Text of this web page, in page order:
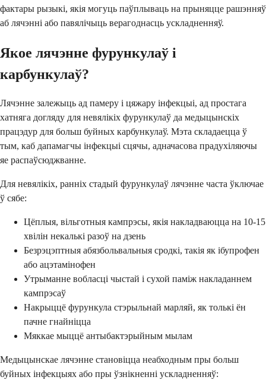
фактары рызыкі, якія могуць паўплываць на прыняцце рашэнняў
аб лячэнні або павялічыць верагоднасць ускладненняў.
Якое лячэнне фурункулаў і
карбункулаў?
Лячэнне залежыць ад памеру і цяжару інфекцыі, ад простага
хатняга догляду для невялікіх фурункулаў да медыцынскіх
працэдур для больш буйных карбункулаў. Мэта складаецца ў
тым, каб дапамагчы інфекцыі сцячы, адначасова прадухіляючы
яе распаўсюджванне.
Для невялікіх, ранніх стадый фурункулаў лячэнне часта ўключае
ў сябе:
Цёплыя, вільготныя кампрэсы, якія накладваюцца на 10-15
хвілін некалькі разоў на дзень
Безрэцэптныя абязбольвальныя сродкі, такія як ібупрофен
або ацэтамінофен
Утрыманне вобласці чыстай і сухой паміж накладаннем
кампрэсаў
Накрыццё фурункула стэрыльнай марляй, як толькі ён
пачне гнайніцца
Мяккае мыццё антыбактэрыйным мылам
Медыцынскае лячэнне становіцца неабходным пры больш
буйных інфекцыях або пры ўзнікненні ускладненняў: